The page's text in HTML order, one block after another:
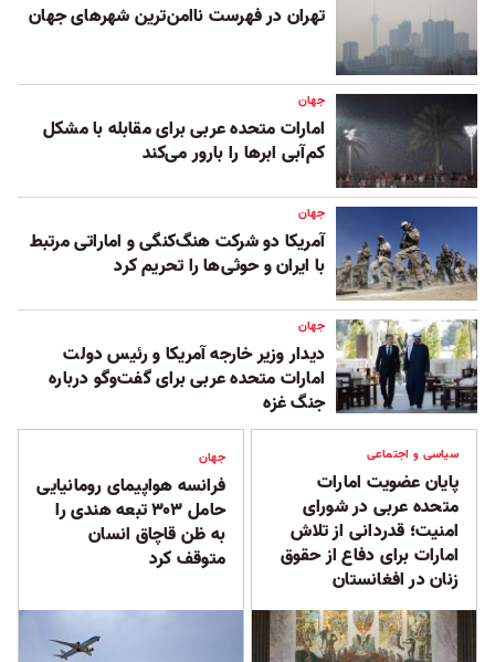
تهران در فهرست ناامن‌ترین شهرهای جهان
جهان
امارات متحده عربی برای مقابله با مشکل
کم‌آبی ابرها را بارور می‌کند
جهان
آمریکا دو شرکت هنگ‌کنگی و اماراتی مرتبط
با ایران و حوثی‌ها را تحریم کرد
جهان
دیدار وزیر خارجه آمریکا و رئیس دولت
امارات متحده عربی برای گفت‌وگو درباره
جنگ غزه
سیاسی و اجتماعی
پایان عضویت امارات
متحده عربی در شورای
امنیت؛ قدردانی از تلاش
امارات برای دفاع از حقوق
زنان در افغانستان
جهان
فرانسه هواپیمای رومانیایی
حامل ۳۰۳ تبعه هندی را
به ظن قاچاق انسان
متوقف کرد